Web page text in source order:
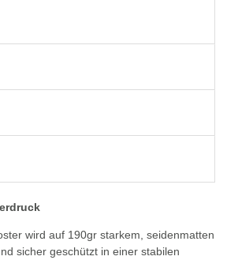
wird auf 190gr starkem, seidenmatten
sicher geschützt in einer stabilen